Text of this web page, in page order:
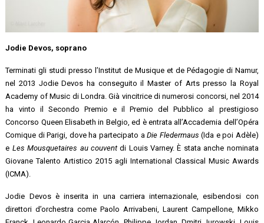
Jodie Devos, soprano
Terminati gli studi presso l’Institut de Musique et de Pédagogie di Namur,
nel 2013 Jodie Devos ha conseguito il Master of Arts presso la Royal
Academy of Music di Londra. Già vincitrice di numerosi concorsi, nel 2014
ha vinto il Secondo Premio e il Premio del Pubblico al prestigioso
Concorso Queen Elisabeth in Belgio, ed è entrata all’Accademia dell’Opéra
Comique di Parigi, dove ha partecipato aDie Fledermaus (Ida e poi Adèle)
e Les Mousquetaires au couventdi Louis Varney. È stata anche nominata
Giovane Talento Artistico 2015 agli International Classical Music Awards
(ICMA).
Jodie Devos è inserita in una carriera internazionale, esibendosi con
direttori d’orchestra come Paolo Arrivabeni, Laurent Campellone, Mikko